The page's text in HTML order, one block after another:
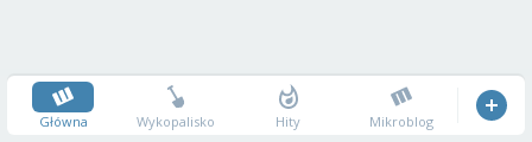
Główna Wykopalisko Hity Mikroblog